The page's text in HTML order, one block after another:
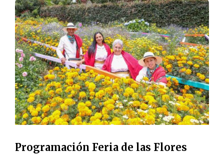
Programación Feria de las Flores